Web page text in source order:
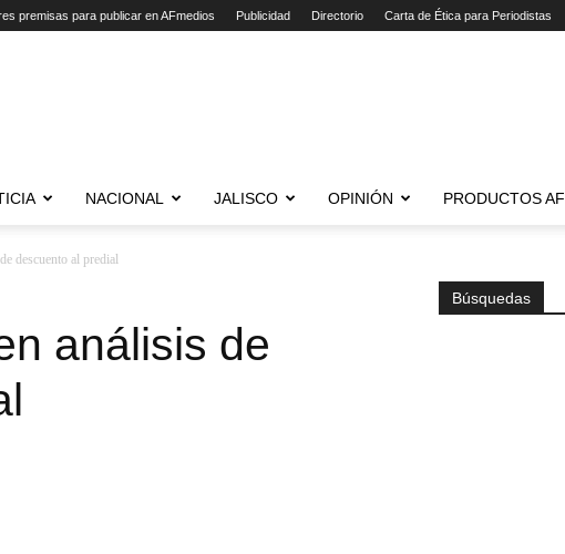
premisas para publicar en AFmedios Publicidad Directorio Carta de Ética para Periodistas
NACIONAL JALISCO OPINIÓN PRODUCTOS AF
descuento al predial
análisis de
Búsquedas